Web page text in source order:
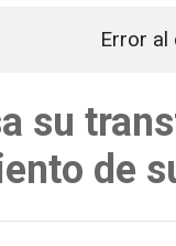
Error al
su
de